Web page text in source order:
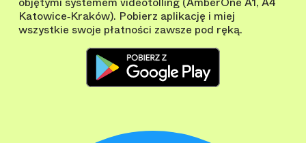
Katowice‑Kraków). Pobierz aplikację i miej
wszystkie swoje płatności zawsze pod ręką.